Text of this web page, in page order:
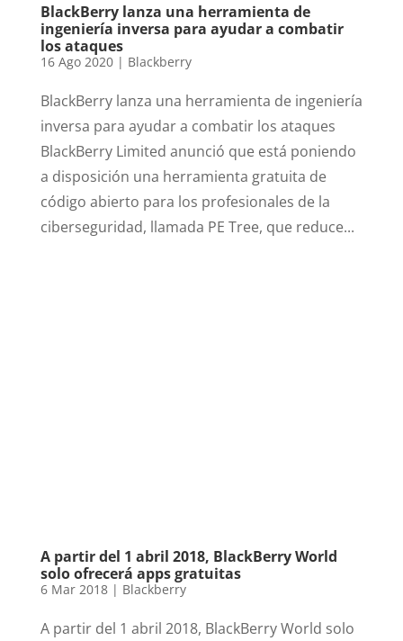
BlackBerry lanza una herramienta de
ingeniería inversa para ayudar a combatir
los ataques
16 Ago 2020| Blackberry
BlackBerry lanza una herramienta de ingeniería
inversa para ayudar a combatir los ataques
BlackBerry Limited anunció que está poniendo
a disposición una herramienta gratuita de
código abierto para los profesionales de la
ciberseguridad, llamada PE Tree, que reduce...
A partir del 1 abril 2018, BlackBerry World
solo ofrecerá apps gratuitas
6 Mar 2018| Blackberry
A partir del 1 abril 2018, BlackBerry World solo